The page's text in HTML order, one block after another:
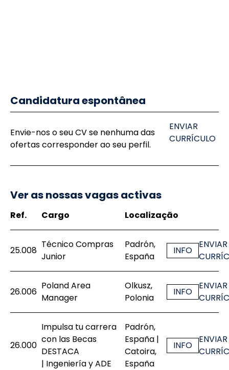
Candidatura espontânea
Envie-nos o seu CV se nenhuma das
ofertas corresponder ao seu perfil.
ENVIAR
CURRÍCULO
Ver as nossas vagas activas
Ref. Cargo Localização
25.008
Técnico Compras
Junior
Padrón,
España
INFO
ENVIAR
26.006
Poland Area
Manager
Olkusz,
Polonia
INFO
ENVIAR
26.000
Impulsa tu carrera
con las Becas
DESTACA
| Ingeniería y ADE
Padrón,
España |
Catoira,
España
INFO
ENVIAR